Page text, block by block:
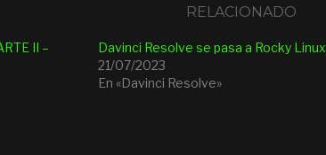
RELACIONADO
II –
Davinci Resolve se pasa a Rocky Linux
21/07/2023
En «Davinci Resolve»